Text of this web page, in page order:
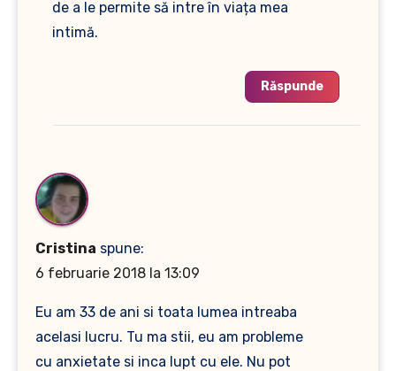
de a le permite să intre în viața mea
intimă.
Răspunde
Cristina spune:
6 februarie 2018 la 13:09
Eu am 33 de ani si toata lumea intreaba
acelasi lucru. Tu ma stii, eu am probleme
cu anxietate si inca lupt cu ele. Nu pot